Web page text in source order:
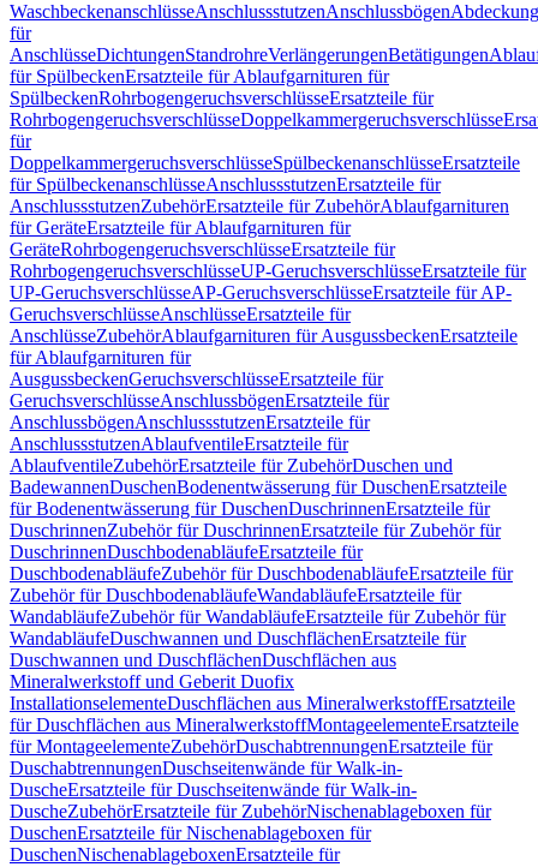
WaschbeckenanschlüsseAnschlussstutzenAnschlussbögen
für
AnschlüsseDichtungenStandrohreVerlängerungenBetätigungen
für SpülbeckenErsatzteile für Ablaufgarnituren für
SpülbeckenRohrbogengeruchsverschlüsseErsatzteile für
RohrbogengeruchsverschlüsseDoppelkammergeruchsverschlüsse
für
DoppelkammergeruchsverschlüsseSpülbeckenanschlüsseErsatzteile
für SpülbeckenanschlüsseAnschlussstutzenErsatzteile für
AnschlussstutzenZubehörErsatzteile für ZubehörAblaufgarnituren
für GeräteErsatzteile für Ablaufgarnituren für
GeräteRohrbogengeruchsverschlüsseErsatzteile für
RohrbogengeruchsverschlüsseUP-GeruchsverschlüsseErsatzteile für
UP-GeruchsverschlüsseAP-GeruchsverschlüsseErsatzteile für AP-
GeruchsverschlüsseAnschlüsseErsatzteile für
AnschlüsseZubehörAblaufgarnituren für AusgussbeckenErsatzteile
für Ablaufgarnituren für
AusgussbeckenGeruchsverschlüsseErsatzteile für
GeruchsverschlüsseAnschlussbögenErsatzteile für
AnschlussbögenAnschlussstutzenErsatzteile für
AnschlussstutzenAblaufventileErsatzteile für
AblaufventileZubehörErsatzteile für ZubehörDuschen und
BadewannenDuschenBodenentwässerung für DuschenErsatzteile
für Bodenentwässerung für DuschenDuschrinnenErsatzteile für
DuschrinnenZubehör für DuschrinnenErsatzteile für Zubehör für
DuschrinnenDuschbodenabläufeErsatzteile für
DuschbodenabläufeZubehör für DuschbodenabläufeErsatzteile für
Zubehör für DuschbodenabläufeWandabläufeErsatzteile für
WandabläufeZubehör für WandabläufeErsatzteile für Zubehör für
WandabläufeDuschwannen und DuschflächenErsatzteile für
Duschwannen und DuschflächenDuschflächen aus
Mineralwerkstoff und Geberit Duofix
InstallationselementeDuschflächen aus MineralwerkstoffErsatzteile
für Duschflächen aus MineralwerkstoffMontageelementeErsatzteile
für MontageelementeZubehörDuschabtrennungenErsatzteile für
DuschabtrennungenDuschseitenwände für Walk-in-
DuscheErsatzteile für Duschseitenwände für Walk-in-
DuscheZubehörErsatzteile für ZubehörNischenablageboxen für
DuschenErsatzteile für Nischenablageboxen für
DuschenNischenablageboxenErsatzteile für